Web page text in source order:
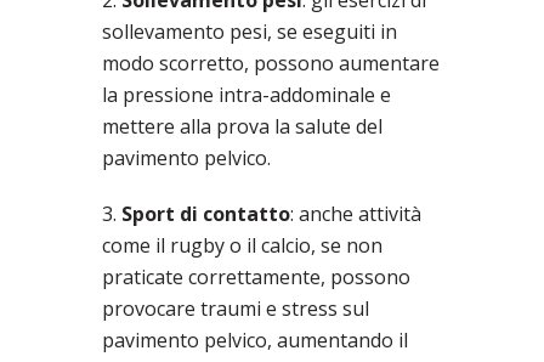
sollevamento pesi, se eseguiti in
modo scorretto, possono aumentare
la pressione intra-addominale e
mettere alla prova la salute del
pavimento pelvico.
3. Sport di contatto: anche attività
come il rugby o il calcio, se non
praticate correttamente, possono
provocare traumi e stress sul
pavimento pelvico, aumentando il